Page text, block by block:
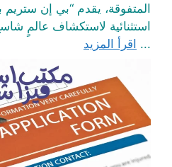
المتفوقة، يقدم “بي إن
استثنائية لاستكشاف عالمٍ
... اقرأ المزيد